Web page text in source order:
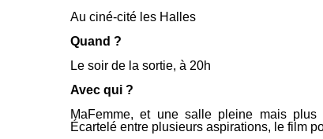
Au ciné-cité les Halles
Quand ?
Le soir de la sortie, à 20h
Avec qui ?
MaFemme, et une salle pleine mais plus
Écartelé entre plusieurs aspirations, le film